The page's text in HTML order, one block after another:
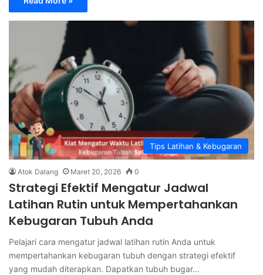
Tips Latihan & Kebugaran
Atok Dalang Maret 20, 2026 0
Strategi Efektif Mengatur Jadwal
Latihan Rutin untuk Mempertahankan
Kebugaran Tubuh Anda
Pelajari cara mengatur jadwal latihan rutin Anda untuk
mempertahankan kebugaran tubuh dengan strategi efektif
yang mudah diterapkan. Dapatkan tubuh bugar…